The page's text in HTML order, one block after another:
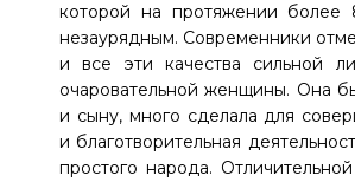
которой на протяжении
незаурядным. Современники
и все эти качества сильной
очаровательной женщины. Она
и сыну, много сделала для
и благотворительная
простого народа.